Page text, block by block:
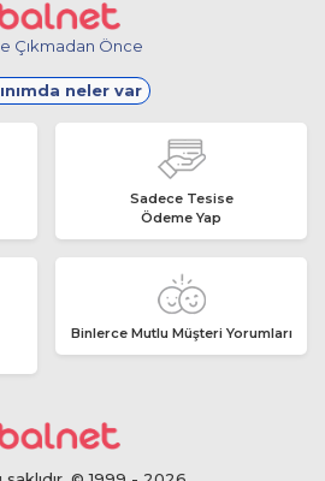
Çıkmadan Önce
neler var
Sadece Tesise
Ödeme Yap
Binlerce Mutlu Müşteri Yorumları